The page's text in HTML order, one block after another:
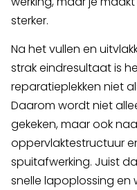
sterker.
Na het vullen en
strak eindresultaat is
reparatieplekken niet
Daarom wordt niet
gekeken, maar ook
oppervlaktestructuur
spuitafwerking. Juist
snelle lapoplossing en